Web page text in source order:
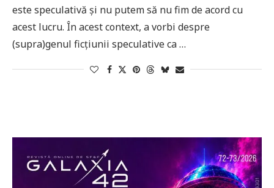
este speculativă şi nu putem să nu fim de acord cu
acest lucru. În acest context, a vorbi despre
(supra)genul ficţiunii speculative ca …